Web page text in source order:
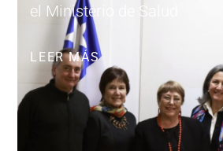
el Ministerio de Salud
LEER MÁS